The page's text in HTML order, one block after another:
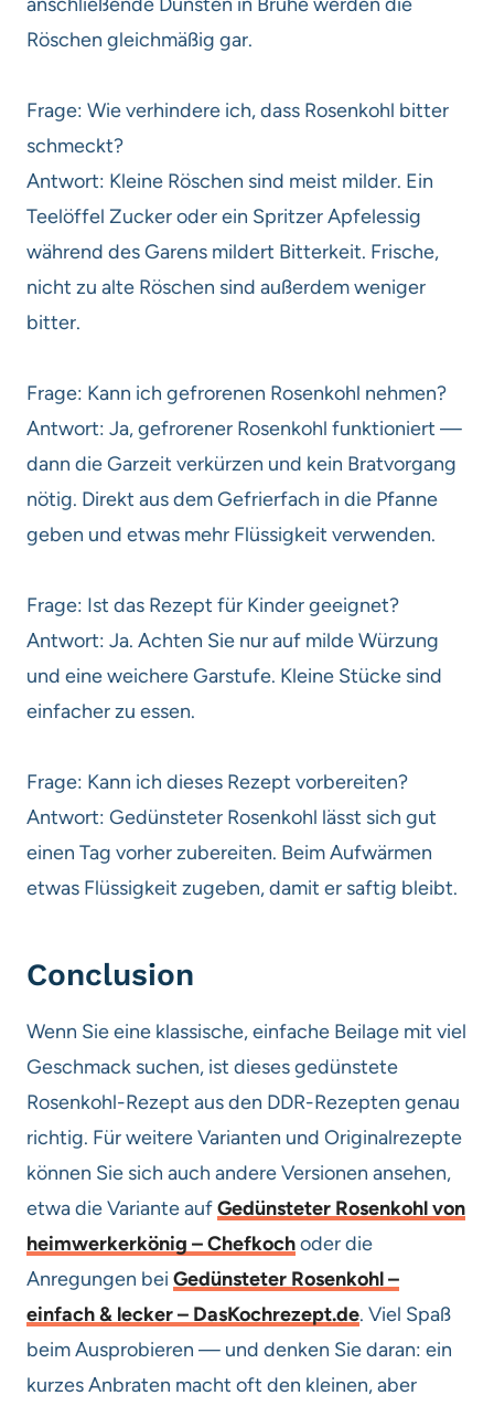
Röschen gleichmäßig gar.
Frage: Wie verhindere ich, dass Rosenkohl bitter
schmeckt?
Antwort: Kleine Röschen sind meist milder. Ein
Teelöffel Zucker oder ein Spritzer Apfelessig
während des Garens mildert Bitterkeit. Frische,
nicht zu alte Röschen sind außerdem weniger
bitter.
Frage: Kann ich gefrorenen Rosenkohl nehmen?
Antwort: Ja, gefrorener Rosenkohl funktioniert —
dann die Garzeit verkürzen und kein Bratvorgang
nötig. Direkt aus dem Gefrierfach in die Pfanne
geben und etwas mehr Flüssigkeit verwenden.
Frage: Ist das Rezept für Kinder geeignet?
Antwort: Ja. Achten Sie nur auf milde Würzung
und eine weichere Garstufe. Kleine Stücke sind
einfacher zu essen.
Frage: Kann ich dieses Rezept vorbereiten?
Antwort: Gedünsteter Rosenkohl lässt sich gut
einen Tag vorher zubereiten. Beim Aufwärmen
etwas Flüssigkeit zugeben, damit er saftig bleibt.
Conclusion
Wenn Sie eine klassische, einfache Beilage mit viel
Geschmack suchen, ist dieses gedünstete
Rosenkohl-Rezept aus den DDR-Rezepten genau
richtig. Für weitere Varianten und Originalrezepte
können Sie sich auch andere Versionen ansehen,
etwa die Variante aufGedünsteter Rosenkohl von
heimwerkerkönig – Chefkochoder die
Anregungen bei Gedünsteter Rosenkohl –
einfach & lecker – DasKochrezept.de. Viel Spaß
beim Ausprobieren — und denken Sie daran: ein
kurzes Anbraten macht oft den kleinen, aber